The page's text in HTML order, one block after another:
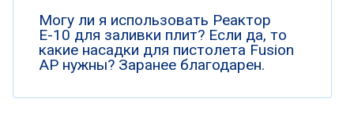
Могу ли я использовать Реактор
Е-10 для заливки плит? Если да, то
какие насадки для пистолета Fusion
AP нужны? Заранее благодарен.